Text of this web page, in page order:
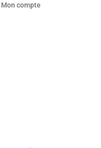
Mon compte